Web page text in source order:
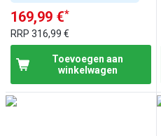
169,99 €*
RRP 316,99 €
Toevoegen aan
winkelwagen